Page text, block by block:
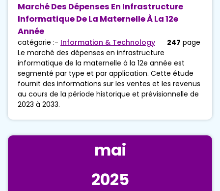
Marché Des Dépenses En Infrastructure
Informatique De La Maternelle À La 12e
Année
catégorie :- Information & Technology 247 page
Le marché des dépenses en infrastructure
informatique de la maternelle à la 12e année est
segmenté par type et par application. Cette étude
fournit des informations sur les ventes et les revenus
au cours de la période historique et prévisionnelle de
2023 à 2033.
mai
2025